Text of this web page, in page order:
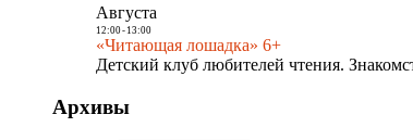
Августа
12:00- 13:00
«Читающая лошадка» 6+
Детский клуб любителей чтения.
Архивы